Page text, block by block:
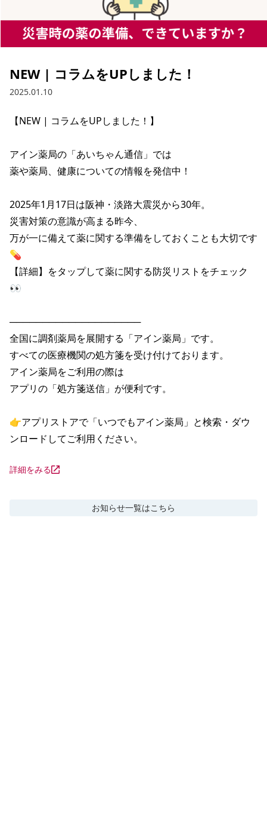
NEW | コラムをUPしました！
2025.01.10
【NEW | コラムをUPしました！】
アイン薬局の「あいちゃん通信」では
薬や薬局、健康についての情報を発信中！
2025年1月17日は阪神・淡路大震災から30年。
災害対策の意識が高まる昨今、
万が一に備えて薬に関する準備をしておくことも大切です
💊
【詳細】をタップして薬に関する防災リストをチェック
👀
────────────────────
全国に調剤薬局を展開する「アイン薬局」です。
すべての医療機関の処方箋を受け付けております。
アイン薬局をご利用の際は
アプリの「処方箋送信」が便利です。
👉アプリストアで「いつでもアイン薬局」と検索・ダウ
ンロードしてご利用ください。
詳細をみる
お知らせ一覧はこちら